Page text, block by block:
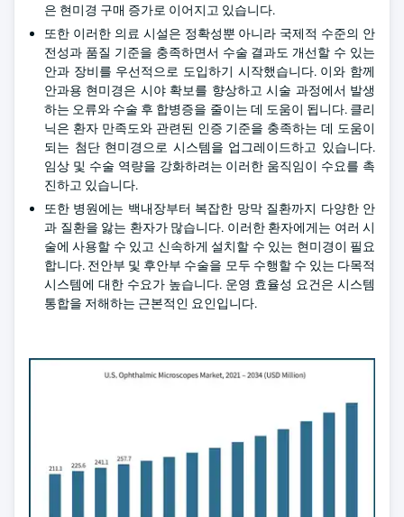
은 현미경 구매 증가로 이어지고 있습니다.
또한 이러한 의료 시설은 정확성뿐 아니라 국제적 수준의 안
전성과 품질 기준을 충족하면서 수술 결과도 개선할 수 있는
안과 장비를 우선적으로 도입하기 시작했습니다. 이와 함께
안과용 현미경은 시야 확보를 향상하고 시술 과정에서 발생
하는 오류와 수술 후 합병증을 줄이는 데 도움이 됩니다. 클리
닉은 환자 만족도와 관련된 인증 기준을 충족하는 데 도움이
되는 첨단 현미경으로 시스템을 업그레이드하고 있습니다.
임상 및 수술 역량을 강화하려는 이러한 움직임이 수요를 촉
진하고 있습니다.
또한 병원에는 백내장부터 복잡한 망막 질환까지 다양한 안
과 질환을 앓는 환자가 많습니다. 이러한 환자에게는 여러 시
술에 사용할 수 있고 신속하게 설치할 수 있는 현미경이 필요
합니다. 전안부 및 후안부 수술을 모두 수행할 수 있는 다목적
시스템에 대한 수요가 높습니다. 운영 효율성 요건은 시스템
통합을 저해하는 근본적인 요인입니다.